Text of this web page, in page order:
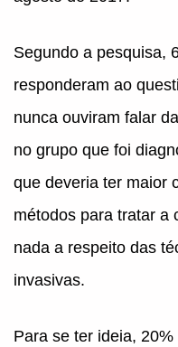
Segundo a pesquisa,
responderam ao
nunca ouviram falar
no grupo que foi
que deveria ter maior
métodos para tratar a
nada a respeito das
invasivas.
Para se ter ideia,